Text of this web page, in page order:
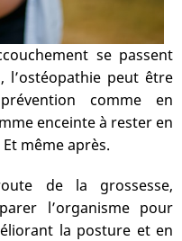
se passent
l’ostéopathie peut être
comme en
enceinte à rester en
même après.
de la grossesse,
l’organisme pour
la posture et en